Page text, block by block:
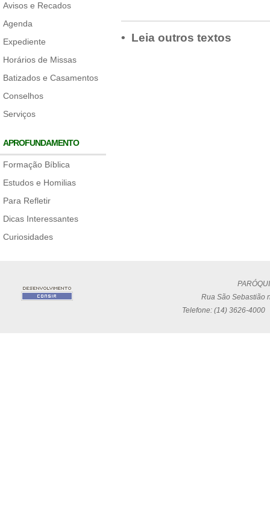
Avisos e Recados
Agenda
Expediente
Horários de Missas
Batizados e Casamentos
Conselhos
Serviços
APROFUNDAMENTO
Formação Bíblica
Estudos e Homilias
Para Refletir
Dicas Interessantes
Curiosidades
• Leia outros textos
Rua São Sebastião
Telefone: (14) 3626-